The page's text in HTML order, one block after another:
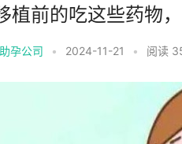
植前的吃这些药物
孕公司 • 2024-11-21 • 阅读